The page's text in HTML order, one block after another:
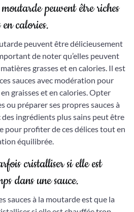
peuvent être riches
en calories.
peuvent être délicieusement
de noter qu’elles peuvent
grasses et en calories. Il est
sauces avec modération pour
graisses et en calories. Opter
ou préparer ses propres sauces à
ingrédients plus sains peut être
pour profiter de ces délices tout en
équilibrée.
cristalliser si elle est
dans une sauce.
sauces à la moutarde est que la